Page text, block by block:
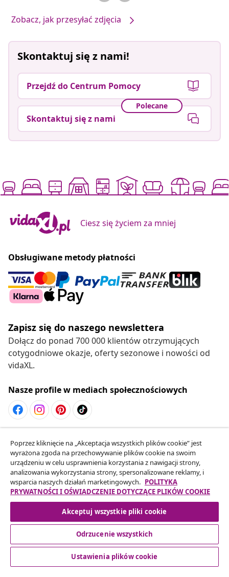
Zobacz, jak przesyłać zdjęcia
Skontaktuj się z nami!
Przejdź do Centrum Pomocy
Polecane
Skontaktuj się z nami
Ciesz się życiem za mniej
Obsługiwane metody płatności
Zapisz się do naszego newslettera
Dołącz do ponad 700 000 klientów otrzymujących
cotygodniowe okazje, oferty sezonowe i nowości od
vidaXL.
Nasze profile w mediach społecznościowych
Odstąpienie od umowy
Złóż wniosek o odstąpienie od umowy dotyczącej
Twojego zamówienia.
Odstąpienie od umowy
Obsługa Klienta
Biznes
Poprzez kliknięcie na „Akceptacja wszystkich plików cookie” jest
wyrażona zgoda na przechowywanie plików cookie na swoim
urządzeniu w celu usprawnienia korzystania z nawigacji strony,
analizowania wykorzystania strony, spersonalizowane reklamy, i
wsparcia naszych działań marketingowych. POLITYKA
PRYWATNOŚCI I OŚWIADCZENIE DOTYCZĄCE PLIKÓW COOKIE
Akceptuj wszystkie pliki cookie
Odrzucenie wszystkich
Ustawienia plików cookie